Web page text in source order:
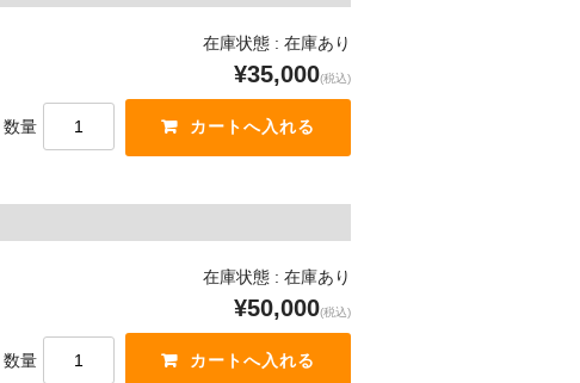
在庫状態 : 在庫あり
¥35,000(税込)
数量
在庫状態 : 在庫あり
¥50,000(税込)
数量